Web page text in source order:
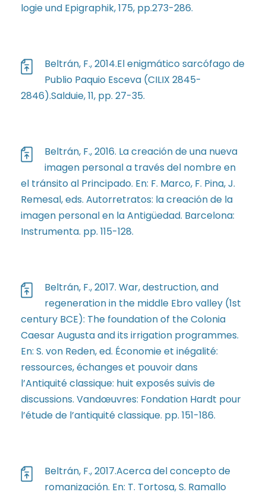
logie und Epigraphik, 175, pp.273-286.
Beltrán, F., 2014.El enigmático sarcófago de
Publio Paquio Esceva (CILIX 2845-
2846).Salduie, 11, pp. 27-35.
Beltrán, F., 2016. La creación de una nueva
imagen personal a través del nombre en
el tránsito al Principado. En: F. Marco, F. Pina, J.
Remesal, eds. Autorretratos: la creación de la
imagen personal en la Antigüedad. Barcelona:
Instrumenta. pp. 115-128.
Beltrán, F., 2017. War, destruction, and
regeneration in the middle Ebro valley (1st
century BCE): The foundation of the Colonia
Caesar Augusta and its irrigation programmes.
En: S. von Reden, ed. Économie et inégalité:
ressources, échanges et pouvoir dans
l’Antiquité classique: huit exposés suivis de
discussions. Vandœuvres: Fondation Hardt pour
l’étude de l’antiquité classique. pp. 151-186.
Beltrán, F., 2017.Acerca del concepto de
romanización. En: T. Tortosa, S. Ramallo